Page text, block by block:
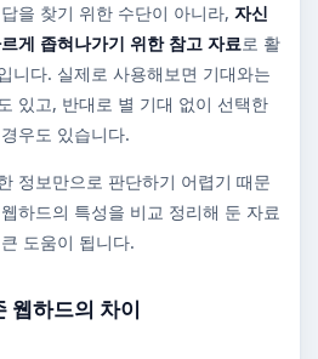
을 찾기 위한 수단이 아니라, 자신
게 좁혀나가기 위한 참고 자료로 활
니다. 실제로 사용해보면 기대와는
있고, 반대로 별 기대 없이 선택한
우도 있습니다.
정보만으로 판단하기 어렵기 때문
하드의 특성을 비교 정리해 둔 자료
도움이 됩니다.
웹하드의 차이